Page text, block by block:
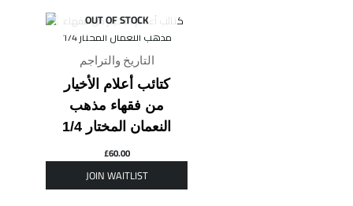
OUT OF STOCK
التاريخ والتراجم
كتائب أعلام الأخيار
من فقهاء مذهب
النعمان المختار 1/4
£60.00